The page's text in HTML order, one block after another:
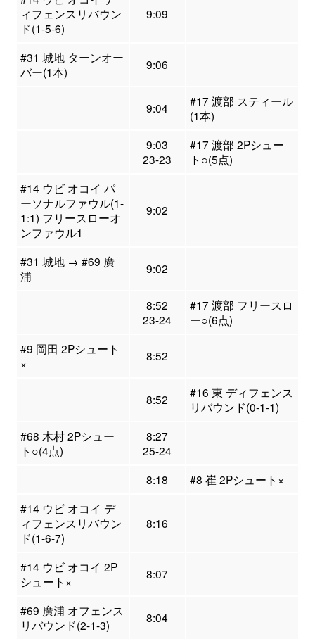
ィフェンスリバウン
ド(1-5-6)
9:09
#31 城地 ターンオー
バー(1本)
9:06
9:04
#17 渡部 スティール
(1本)
9:03
23-23
#17 渡部 2Pシュー
ト○(5点)
#14 ウビ オコイ パ
ーソナルファウル(1-
1:1) フリースローオ
ンファウル1
9:02
#31 城地 → #69 廣
浦
9:02
8:52
23-24
#17 渡部 フリースロ
ー○(6点)
#9 岡田 2Pシュート
×
8:52
8:52
#16 東 ディフェンス
リバウンド(0-1-1)
#68 木村 2Pシュー
ト○(4点)
8:27
25-24
8:18
#8 崔 2Pシュート×
#14 ウビ オコイ デ
ィフェンスリバウン
ド(1-6-7)
8:16
#14 ウビ オコイ 2P
シュート×
8:07
#69 廣浦 オフェンス
リバウンド(2-1-3)
8:04